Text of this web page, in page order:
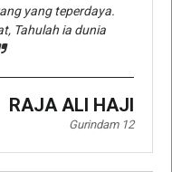
yang teperdaya.
Tahulah ia dunia
RAJA ALI HAJI
Gurindam 12